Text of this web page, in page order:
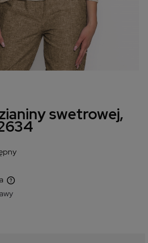
swetrowej,
ewentualnych kosztów płatności